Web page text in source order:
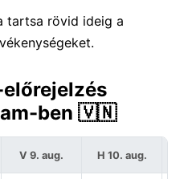
tartsa rövid ideig a
ben 🇻🇳
V 9. aug. H 10. aug.